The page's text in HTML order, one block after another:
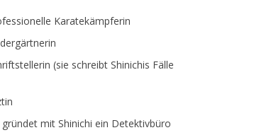
Karatekämpferin
(sie schreibt Shinichis Fälle
gründet mit Shinichi ein Detektivbüro